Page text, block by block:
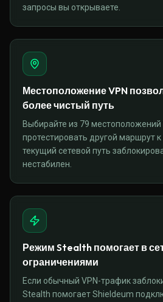
запросы вы открываете.
Местоположение VPN
более чистый путь
Выбирайте из 79 местоположений
протестировать другой маршрут
текущий сетевой путь
нестабилен.
Режим Stealth помогает в
ограничениями
Если обычный VPN-трафик
Stealth помогает Shieldeum